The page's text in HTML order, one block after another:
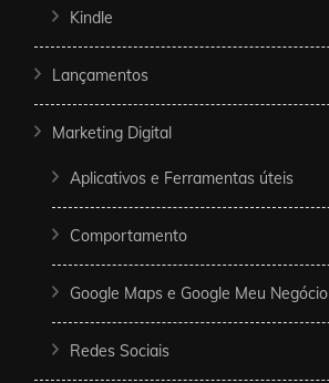
Kindle
Lançamentos
Marketing Digital
Aplicativos e Ferramentas úteis
Comportamento
Google Maps e Google Meu Negócio
Redes Sociais